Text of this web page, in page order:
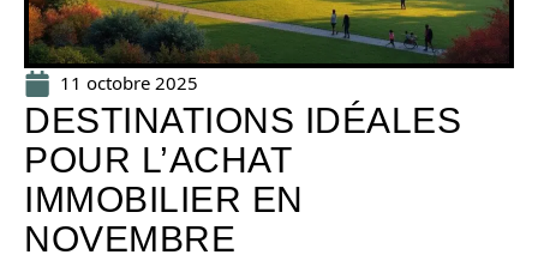
11 octobre 2025
DESTINATIONS IDÉALES
POUR L’ACHAT
IMMOBILIER EN
NOVEMBRE